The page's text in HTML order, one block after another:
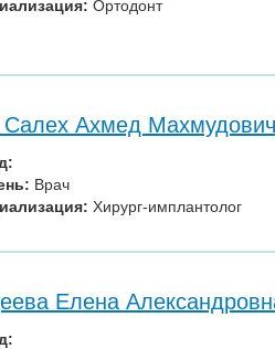
Ортодонт
Салех Ахмед Махмудович
Врач
Хирург-имплантолог
Елена